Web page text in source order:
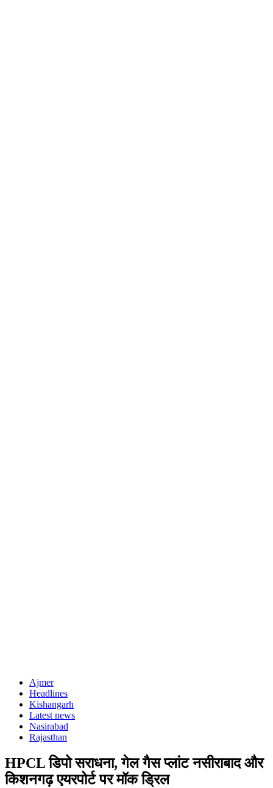
Ajmer
Headlines
Kishangarh
Latest news
Nasirabad
Rajasthan
HPCL डिपो सराधना, गेल गैस प्लांट नसीराबाद और
किशनगढ़ एयरपोर्ट पर मॉक ड्रिल